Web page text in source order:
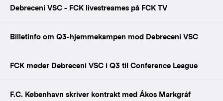
Debreceni VSC - FCK livestreames på FCK TV
Billetinfo om Q3-hjemmekampen mod Debreceni VSC
FCK møder Debreceni VSC i Q3 til Conference League
F.C. København skriver kontrakt med Ákos Markgráf